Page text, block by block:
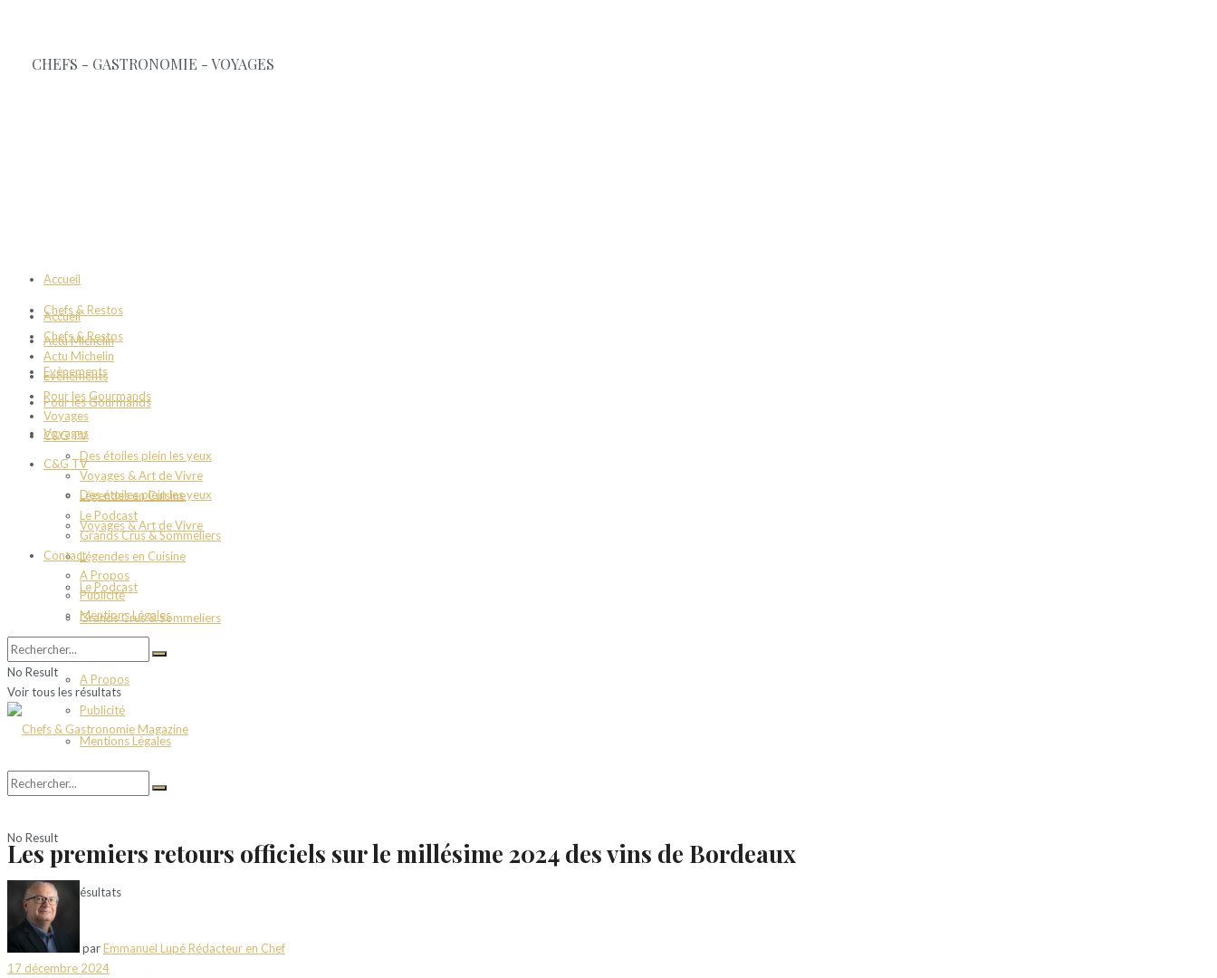
Accueil
Chefs & Restos
Actu Michelin
Evènements
Pour les Gourmands
Voyages
C&G TV
Des étoiles plein les yeux
Voyages & Art de Vivre
Légendes en Cuisine
Le Podcast
Grands Crus & Sommeliers
Contact
A Propos
Publicité
Mentions Légales
Accueil
Chefs & Restos
Actu Michelin
Evènements
Pour les Gourmands
Voyages
C&G TV
Des étoiles plein les yeux
Voyages & Art de Vivre
Légendes en Cuisine
Le Podcast
Grands Crus & Sommeliers
Contact
A Propos
Publicité
Mentions Légales
No Result
Voir tous les résultats
No Result
Voir tous les résultats
Les premiers retours officiels sur le millésime 2024 des vins de Bordeaux
parEmmanuel Lupé Rédacteur en Chef
17 décembre 2024